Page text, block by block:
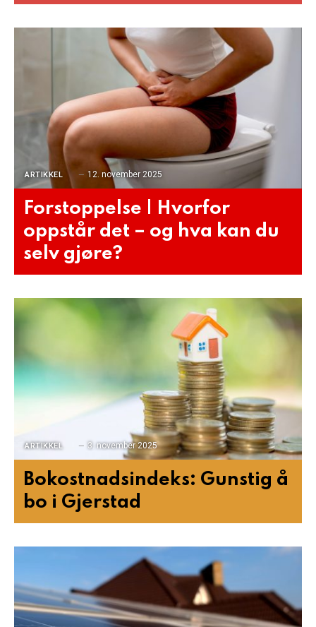
ARTIKKEL 12. november 2025
Forstoppelse | Hvorfor
oppstår det – og hva kan du
selv gjøre?
ARTIKKEL 3. november 2025
Bokostnadsindeks: Gunstig å
bo i Gjerstad